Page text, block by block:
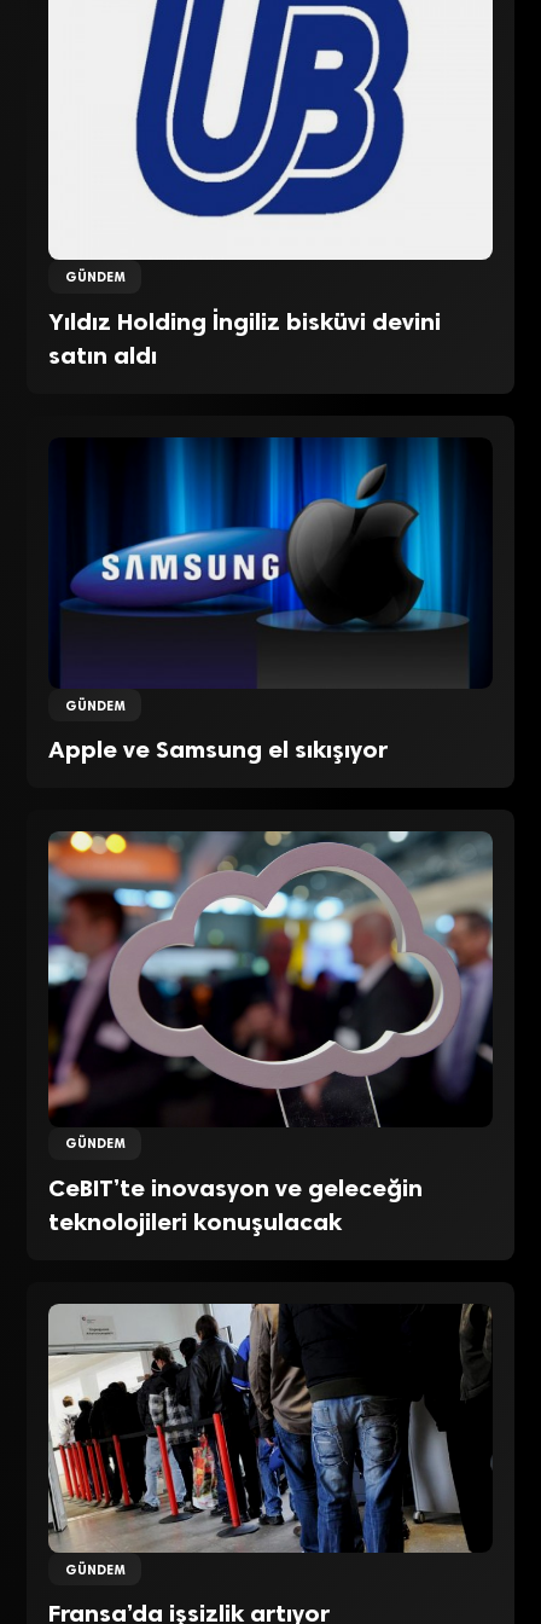
GÜNDEM
Yıldız Holding İngiliz bisküvi devini
satın aldı
GÜNDEM
Apple ve Samsung el sıkışıyor
GÜNDEM
CeBIT’te inovasyon ve geleceğin
teknolojileri konuşulacak
GÜNDEM
Fransa’da işsizlik artıyor